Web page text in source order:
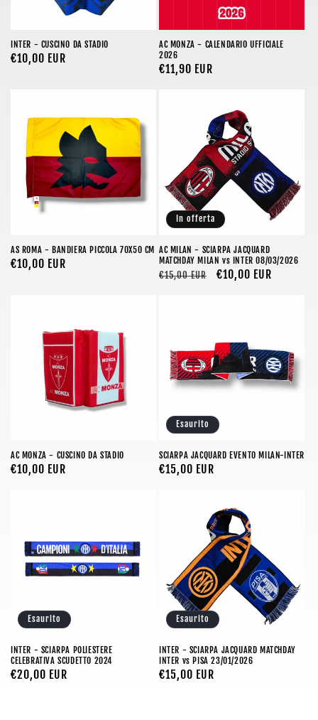
INTER - CUSCINO DA STADIO
Prezzo
€10,00 EUR
AC MONZA - CALENDARIO UFFICIALE
2026
Prezzo
€11,90 EUR
AS ROMA - BANDIERA PICCOLA 70X50 CM
Prezzo
€10,00 EUR
In offerta
AC MILAN - SCIARPA JACQUARD
MATCHDAY MILAN vs INTER 08/03/2026
Prezzo
€15,00 EUR
Prezzo
€10,00 EUR
AC MONZA - CUSCINO DA STADIO
Prezzo
€10,00 EUR
Esaurito
SCIARPA JACQUARD EVENTO MILAN-INTER
Prezzo
€15,00 EUR
Esaurito
INTER - SCIARPA POLIESTERE
CELEBRATIVA SCUDETTO 2024
Prezzo
€20,00 EUR
Esaurito
INTER - SCIARPA JACQUARD MATCHDAY
INTER vs PISA 23/01/2026
Prezzo
€15,00 EUR